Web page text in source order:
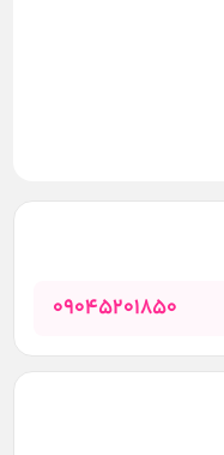
09045201850